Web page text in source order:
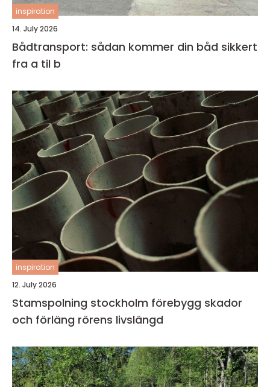
inspiration
14. July 2026
Bådtransport: sådan kommer din båd sikkert
fra a til b
inspiration
12. July 2026
Stamspolning stockholm förebygg skador
och förläng rörens livslängd